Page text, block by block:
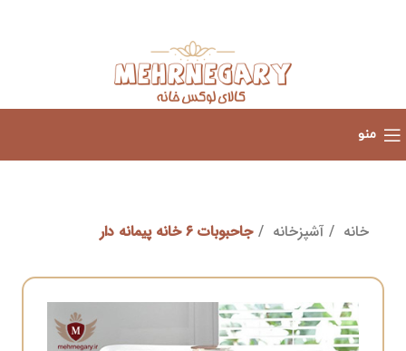
منو
خانه آشپزخانه جاحبوبات ۶ خانه پیمانه دار